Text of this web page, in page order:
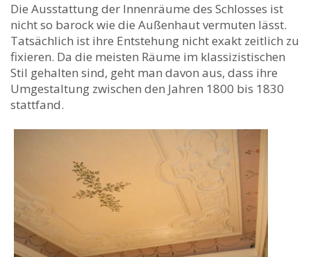
Die Ausstattung der Innenräume des Schlosses ist
nicht so barock wie die Außenhaut vermuten lässt.
Tatsächlich ist ihre Entstehung nicht exakt zeitlich zu
fixieren. Da die meisten Räume im klassizistischen
Stil gehalten sind, geht man davon aus, dass ihre
Umgestaltung zwischen den Jahren 1800 bis 1830
stattfand.